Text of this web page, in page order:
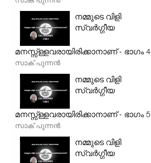
നമ്മുടെ വിളി
സ്വർഗ്ഗീയ
മനസ്സ്ള്ളവരായിരിക്കാനാണ് - ഭാഗം 4
സാക് പുന്നൻ
നമ്മുടെ വിളി
സ്വർഗ്ഗീയ
മനസ്സ്ള്ളവരായിരിക്കാനാണ് - ഭാഗം 5
സാക് പുന്നൻ
നമ്മുടെ വിളി
സ്വർഗ്ഗീയ